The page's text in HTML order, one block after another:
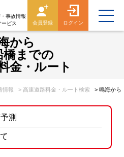
事故情報
ビス
会員登録 ログイン
から
橋までの
金・ルート
情報 > 高速道路料金・ルート検索 > 鳴海から
測